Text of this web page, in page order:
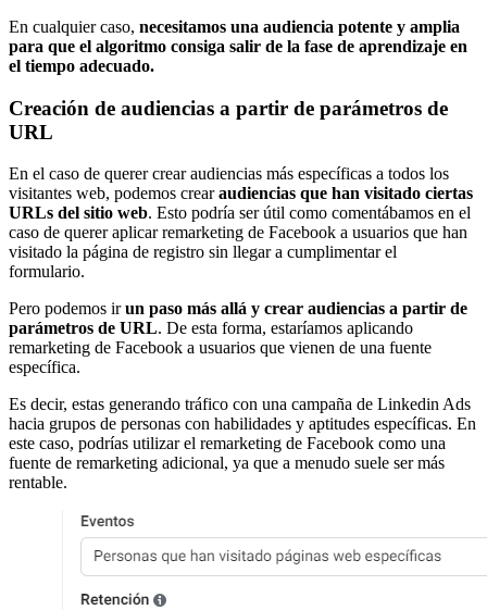
En cualquier caso, necesitamos una audiencia potente y amplia
para que el algoritmo consiga salir de la fase de aprendizaje en
el tiempo adecuado.
Creación de audiencias a partir de parámetros de
URL
En el caso de querer crear audiencias más específicas a todos los
visitantes web, podemos crearaudiencias que han visitado ciertas
URLs del sitio web. Esto podría ser útil como comentábamos en el
caso de querer aplicar remarketing de Facebook a usuarios que han
visitado la página de registro sin llegar a cumplimentar el
formulario.
Pero podemos irun paso más allá y crear audiencias a partir de
parámetros de URL. De esta forma, estaríamos aplicando
remarketing de Facebook a usuarios que vienen de una fuente
específica.
Es decir, estas generando tráfico con una campaña de Linkedin Ads
hacia grupos de personas con habilidades y aptitudes específicas. En
este caso, podrías utilizar el remarketing de Facebook como una
fuente de remarketing adicional, ya que a menudo suele ser más
rentable.